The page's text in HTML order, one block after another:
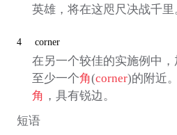
英雄，将在这咫尺决战千里
4 corner
在另一个较佳的实施例中
至少一个角(corner)的附近
角 ，具有锐边。
短语